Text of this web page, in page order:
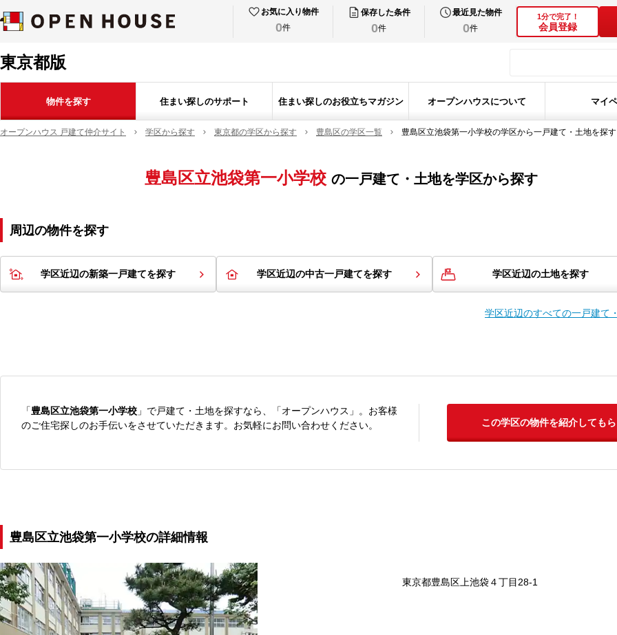
お気に入り物件
0件
保存した条件
0件
最近見た物件
0件
1分で完了！
会員登録
東京都版
物件を探す 住まい探しのサポート 住まい探しのお役立ちマガジン オープンハウスについて マイ
オープンハウス 戸建て仲介サイト 学区から探す 東京都の学区から探す 豊島区の学区一覧 豊島区立池袋第一小学校の学区から一戸建て・土地を探す
豊島区立池袋第一小学校 の一戸建て・土地を学区から探す
周辺の物件を探す
学区近辺の新築一戸建てを探す 学区近辺の中古一戸建てを探す 学区近辺の土地を探す
学区近辺のすべての一戸建て
「豊島区立池袋第一小学校 」で戸建て・土地を探すなら、「オープンハウス」。お客様
のご住宅探しのお手伝いをさせていただきます。お気軽にお問い合わせください。
この学区の物件を紹介してもら
豊島区立池袋第一小学校の詳細情報
東京都豊島区上池袋４丁目28-1